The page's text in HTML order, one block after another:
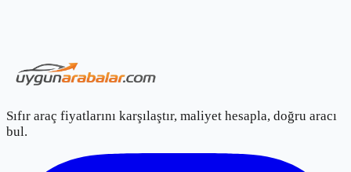
Sıfır araç fiyatlarını karşılaştır, maliyet hesapla, doğru aracı
bul.